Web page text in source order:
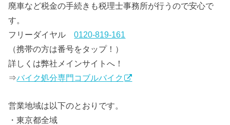
廃車など税金の手続きも税理士事務所が行うので安心で
す。
フリーダイヤル0120-819-161
（携帯の方は番号をタップ！）
詳しくは弊社メインサイトへ！
⇒バイク処分専門コブルバイク
営業地域は以下のとおりです。
・東京都全域